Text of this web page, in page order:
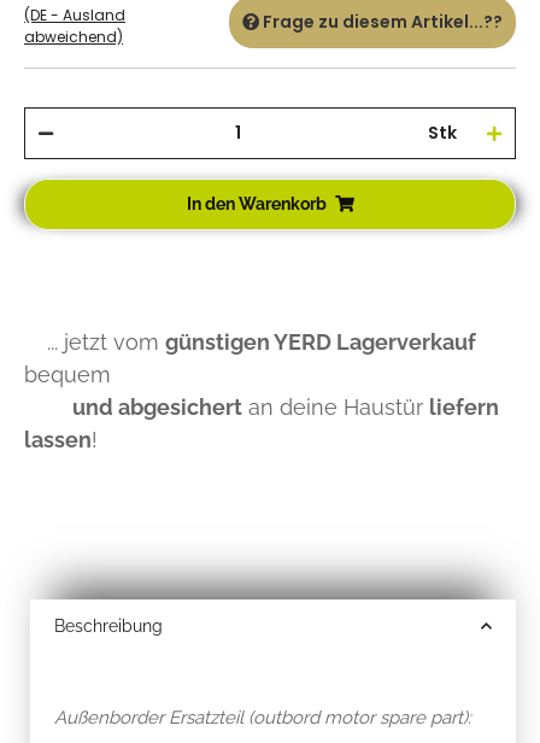
(DE - Ausland
abweichend)
Frage zu diesem Artikel...??
Stk
In den Warenkorb
... jetzt vom günstigen YERD Lagerverkauf
bequem
und abgesichert an deine Haustür liefern
lassen!
Beschreibung
Außenborder Ersatzteil (outbord motor spare part):